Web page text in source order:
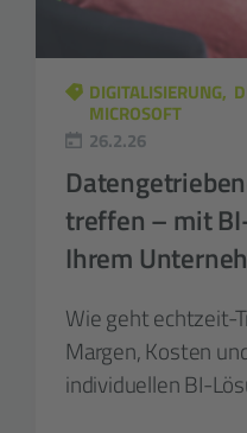
DIGITALISIERUNG
MICROSOFT
26.2.26
treffen – mit
Ihrem
Wie geht echtzeit-
Margen, Kosten
individuellen BI-